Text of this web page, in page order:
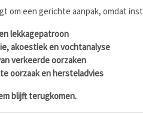
om een gerichte aanpak, omdat
lekkagepatroon
akoestiek en vochtanalyse
verkeerde oorzaken
oorzaak en hersteladvies
blijft terugkomen.